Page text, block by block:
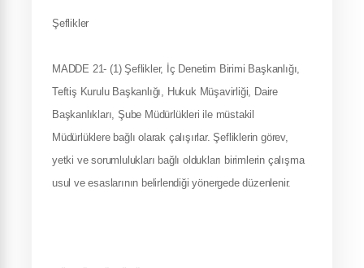
Şeflikler
MADDE 21- (1) Şeflikler, İç Denetim Birimi Başkanlığı,
Teftiş Kurulu Başkanlığı, Hukuk Müşavirliği, Daire
Başkanlıkları, Şube Müdürlükleri ile müstakil
Müdürlüklere bağlı olarak çalışırlar. Şefliklerin görev,
yetki ve sorumlulukları bağlı oldukları birimlerin çalışma
usul ve esaslarının belirlendiği yönergede düzenlenir.